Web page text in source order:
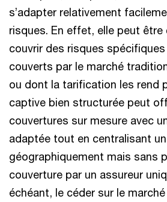
s’adapter relativement
risques. En effet, elle peut
couvrir des risques
couverts par le marché
ou dont la tarification les rend
captive bien structurée peut
couvertures sur mesure avec
adaptée tout en centralisant
géographiquement mais sans
couverture par un assureur
échéant, le céder sur le